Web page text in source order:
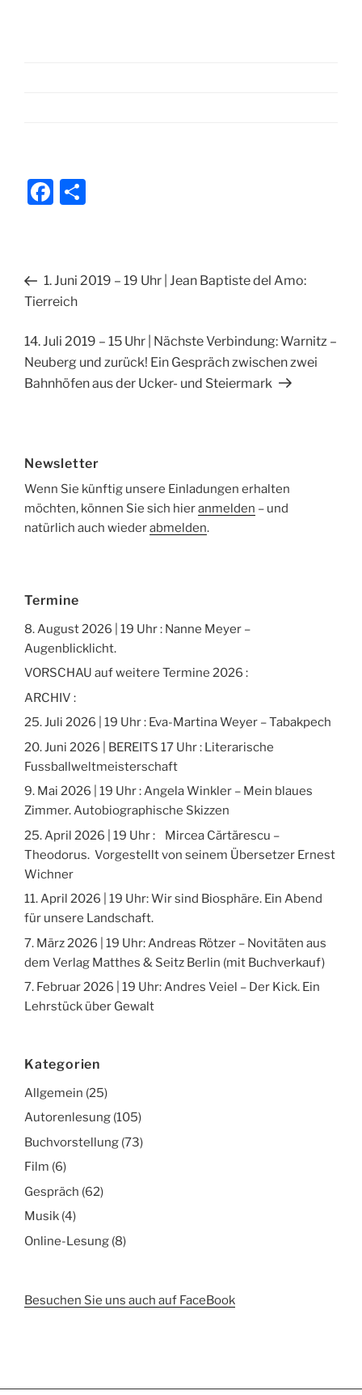
F
e
b
o
k
n
Beitragsnavigation
Vorheriger
Beitrag
1. Juni 2019 – 19 Uhr | Jean Baptiste del Amo:
Tierreich
Nächster
Beitrag
14. Juli 2019 – 15 Uhr | Nächste Verbindung: Warnitz –
Neuberg und zurück! Ein Gespräch zwischen zwei
Bahnhöfen aus der Ucker- und Steiermark
Newsletter
Wenn Sie künftig unsere Einladungen erhalten
möchten, können Sie sich hieranmelden – und
natürlich auch wiederabmelden.
Termine
8. August 2026 | 19 Uhr : Nanne Meyer –
Augenblicklicht.
VORSCHAU auf weitere Termine 2026 :
ARCHIV :
25. Juli 2026 | 19 Uhr : Eva-Martina Weyer – Tabakpech
20. Juni 2026 | BEREITS 17 Uhr : Literarische
Fussballweltmeisterschaft
9. Mai 2026 | 19 Uhr : Angela Winkler – Mein blaues
Zimmer. Autobiographische Skizzen
25. April 2026 | 19 Uhr : Mircea Cărtărescu –
Theodorus. Vorgestellt von seinem Übersetzer Ernest
Wichner
11. April 2026 | 19 Uhr: Wir sind Biosphäre. Ein Abend
für unsere Landschaft.
7. März 2026 | 19 Uhr: Andreas Rötzer – Novitäten aus
dem Verlag Matthes & Seitz Berlin (mit Buchverkauf)
7. Februar 2026 | 19 Uhr: Andres Veiel – Der Kick. Ein
Lehrstück über Gewalt
Kategorien
Allgemein (25)
Autorenlesung (105)
Buchvorstellung (73)
Film (6)
Gespräch (62)
Musik (4)
Online-Lesung (8)
Besuchen Sie uns auch auf FaceBook